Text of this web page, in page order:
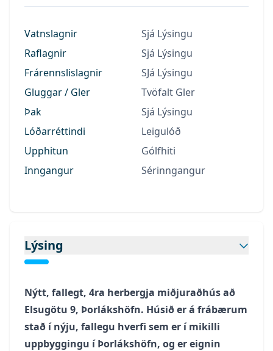
Vatnslagnir
Sjá Lýsingu
Raflagnir
Sjá Lýsingu
Frárennslislagnir
SJá Lýsingu
Gluggar / Gler
Tvöfalt Gler
Þak
Sjá Lýsingu
Lóðarréttindi
Leigulóð
Upphitun
Gólfhiti
Inngangur
Sérinngangur
Lýsing
Nýtt, fallegt, 4ra herbergja miðjuraðhús að
Elsugötu 9, Þorlákshöfn. Húsið er á frábærum
stað í nýju, fallegu hverfi sem er í mikilli
uppbyggingu í Þorlákshöfn, og er eignin